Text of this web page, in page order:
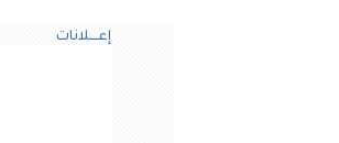
إعــــلانات